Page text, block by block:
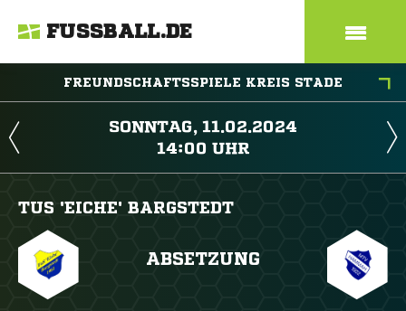
FUSSBALL.DE
FREUNDSCHAFTSSPIELE KREIS STADE
 
 
TUS 'EICHE' BARGSTEDT
ABSETZUNG